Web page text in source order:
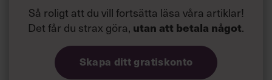
Så roligt att du vill fortsätta läsa våra artiklar!
Det får du strax göra, utan att betala något.
Skapa ditt gratiskonto